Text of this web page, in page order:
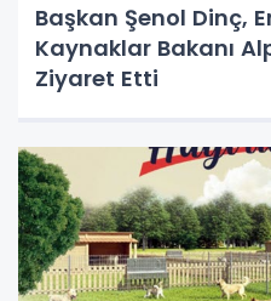
Başkan Şenol Dinç,
Kaynaklar Bakanı
Ziyaret Etti